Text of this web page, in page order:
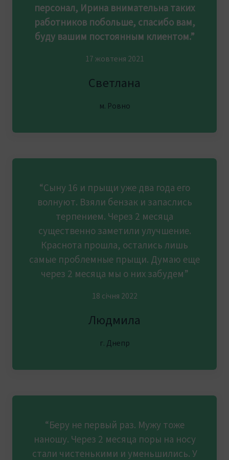
персонал, Ирина внимательна таких
работников побольше, спасибо вам,
буду вашим постоянным клиентом.”
17 жовтеня 2021
Светлана
м. Ровно
“Сыну 16 и прыщи уже два года его
волнуют. Взяли бензак и запаслись
терпением. Через 2 месяца
существенно заметили улучшение.
Краснота прошла, остались лишь
самые проблемные прыщи. Думаю еще
через 2 месяца мы о них забудем”
18 січня 2022
Людмила
г. Днепр
“Беру не первый раз. Мужу тоже
наношу. Через 2 месяца поры на носу
стали чистенькими и уменьшились. У